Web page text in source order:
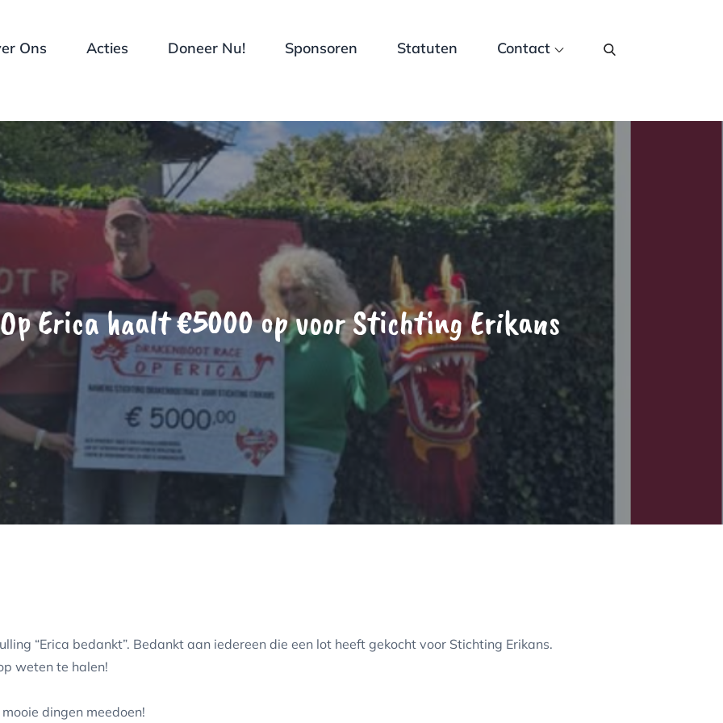
Ons Acties Doneer Nu! Sponsoren Statuten Contact
Erica haalt €5000 op voor Stichting Erikans
“Erica bedankt”. Bedankt aan iedereen die een lot heeft gekocht voor Stichting Erikans.
weten te halen!
dingen meedoen!